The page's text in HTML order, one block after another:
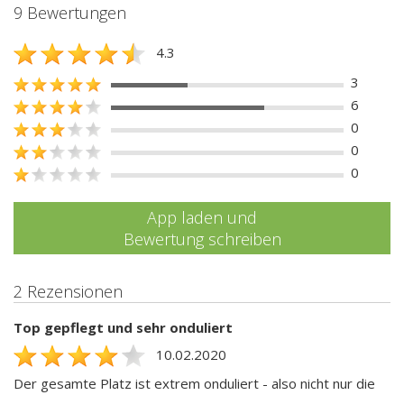
9 Bewertungen
4.3
3
6
0
0
0
App laden und
Bewertung schreiben
2 Rezensionen
Top gepflegt und sehr onduliert
10.02.2020
Der gesamte Platz ist extrem onduliert - also nicht nur die